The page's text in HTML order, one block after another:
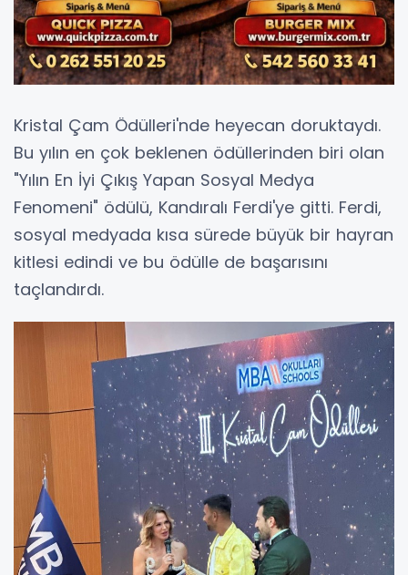
Kristal Çam Ödülleri'nde heyecan doruktaydı.
Bu yılın en çok beklenen ödüllerinden biri olan
"Yılın En İyi Çıkış Yapan Sosyal Medya
Fenomeni" ödülü, Kandıralı Ferdi'ye gitti. Ferdi,
sosyal medyada kısa sürede büyük bir hayran
kitlesi edindi ve bu ödülle de başarısını
taçlandırdı.